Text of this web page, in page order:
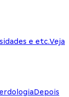
e etc.Veja
Depois